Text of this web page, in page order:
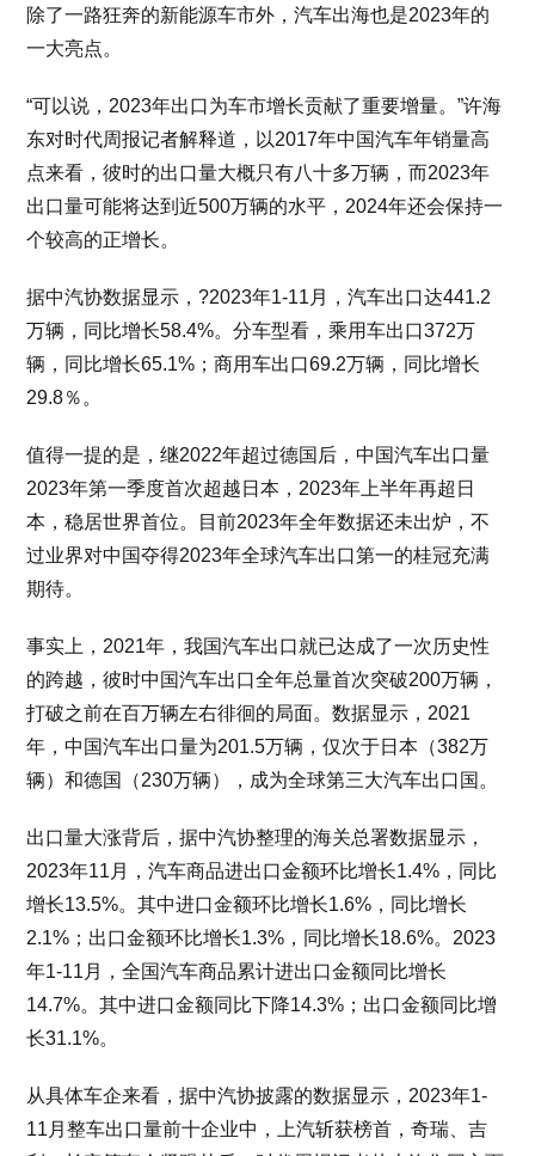
除了一路狂奔的新能源车市外，汽车出海也是2023年的
一大亮点。
“可以说，2023年出口为车市增长贡献了重要增量。”许海
东对时代周报记者解释道，以2017年中国汽车年销量高
点来看，彼时的出口量大概只有八十多万辆，而2023年
出口量可能将达到近500万辆的水平，2024年还会保持一
个较高的正增长。
据中汽协数据显示，?2023年1-11月，汽车出口达441.2
万辆，同比增长58.4%。分车型看，乘用车出口372万
辆，同比增长65.1%；商用车出口69.2万辆，同比增长
29.8％。
值得一提的是，继2022年超过德国后，中国汽车出口量
2023年第一季度首次超越日本，2023年上半年再超日
本，稳居世界首位。目前2023年全年数据还未出炉，不
过业界对中国夺得2023年全球汽车出口第一的桂冠充满
期待。
事实上，2021年，我国汽车出口就已达成了一次历史性
的跨越，彼时中国汽车出口全年总量首次突破200万辆，
打破之前在百万辆左右徘徊的局面。数据显示，2021
年，中国汽车出口量为201.5万辆，仅次于日本（382万
辆）和德国（230万辆），成为全球第三大汽车出口国。
出口量大涨背后，据中汽协整理的海关总署数据显示，
2023年11月，汽车商品进出口金额环比增长1.4%，同比
增长13.5%。其中进口金额环比增长1.6%，同比增长
2.1%；出口金额环比增长1.3%，同比增长18.6%。2023
年1-11月，全国汽车商品累计进出口金额同比增长
14.7%。其中进口金额同比下降14.3%；出口金额同比增
长31.1%。
从具体车企来看，据中汽协披露的数据显示，2023年1-
11月整车出口量前十企业中，上汽斩获榜首，奇瑞、吉